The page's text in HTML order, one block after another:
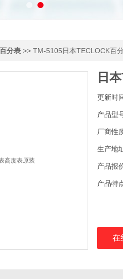
百分表 >> TM-5105日本TECLOCK百
日
更新时
产品型
厂商性
生产地
产品报
产品特
在